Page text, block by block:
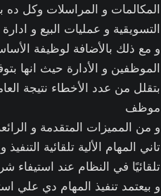
المكالمات و المراسلات وكل ده
التسويقية و عمليات البيع و
الموظفين و الأدارة حيث انها
بتقلل من عدد الأخطاء نتيجة
موظف
تاني المهام الألية تلقائية
تلقائيًا في النظام عند استيفاء